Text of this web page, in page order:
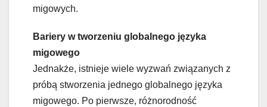
migowych.
Bariery w tworzeniu globalnego języka
migowego
Jednakże, istnieje wiele wyzwań związanych z
próbą stworzenia jednego globalnego języka
migowego. Po pierwsze, różnorodność